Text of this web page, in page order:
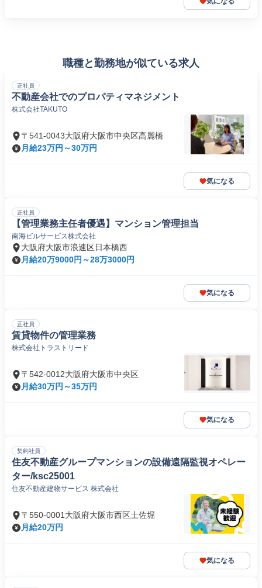
職種と勤務地が似ている求人
正社員
不動産会社でのプロパティマネジメント
株式会社TAKUTO
〒541-0043大阪府大阪市中央区高麗橋
月給23万円～30万円
気になる
正社員
【管理業務主任者優遇】マンション管理担当
南海ビルサービス株式会社
大阪府大阪市浪速区日本橋西
月給20万9000円～28万3000円
気になる
正社員
賃貸物件の管理業務
株式会社トラストリード
〒542-0012大阪府大阪市中央区
月給30万円～35万円
気になる
契約社員
住友不動産グループマンションの設備遠隔監視オペレー
ター/ksc25001
住友不動産建物サービス 株式会社
〒550-0001大阪府大阪市西区土佐堀
月給20万円
気になる